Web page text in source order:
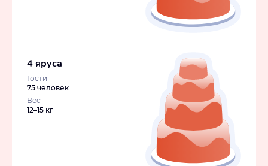
4 яруса
Гости
75 человек
Вес
12–15 кг